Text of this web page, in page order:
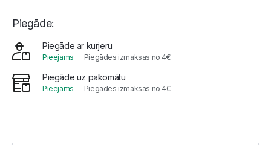
Piegāde:
Piegāde ar kurjeru
Pieejams Piegādes izmaksas no 4€
Piegāde uz pakomātu
Pieejams Piegādes izmaksas no 4€